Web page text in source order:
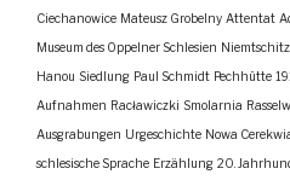
Ciechanowice Mateusz Grobelny Attentat
Museum des Oppelner Schlesien
Hanou Siedlung Paul Schmidt Pechhütte
Aufnahmen Racławiczki Smolarnia
Ausgrabungen Urgeschichte Nowa
schlesische Sprache Erzählung 20.